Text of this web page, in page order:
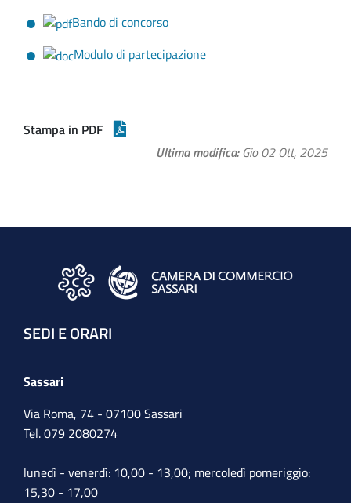
Bando di concorso
Modulo di partecipazione
Stampa in PDF
Ultima modifica Gio 02 Ott, 2025
SEDI E ORARI
Sassari
Via Roma, 74 - 07100 Sassari
Tel. 079 2080274
lunedì - venerdì: 10,00 - 13,00; mercoledì pomeriggio:
15,30 - 17,00